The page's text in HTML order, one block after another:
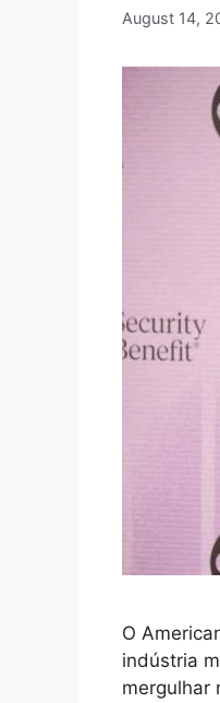
August 14,
O
indústria
mergulhar